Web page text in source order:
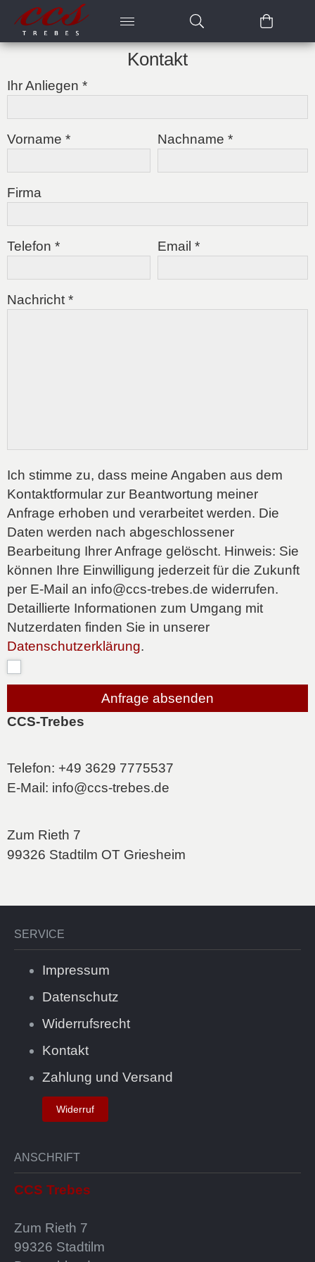
Kontakt
Ihr Anliegen *
Vorname * Nachname *
Firma
Telefon * Email *
Nachricht *
Ich stimme zu, dass meine Angaben aus dem
Kontaktformular zur Beantwortung meiner
Anfrage erhoben und verarbeitet werden. Die
Daten werden nach abgeschlossener
Bearbeitung Ihrer Anfrage gelöscht. Hinweis: Sie
können Ihre Einwilligung jederzeit für die Zukunft
per E-Mail an info@ccs-trebes.de widerrufen.
Detaillierte Informationen zum Umgang mit
Nutzerdaten finden Sie in unserer
Datenschutzerklärung.
Anfrage absenden
CCS-Trebes
Telefon: +49 3629 7775537
E-Mail: info@ccs-trebes.de
Zum Rieth 7
99326 Stadtilm OT Griesheim
SERVICE
Impressum
Datenschutz
Widerrufsrecht
Kontakt
Zahlung und Versand
Widerruf
ANSCHRIFT
CCS Trebes
Zum Rieth 7
99326 Stadtilm